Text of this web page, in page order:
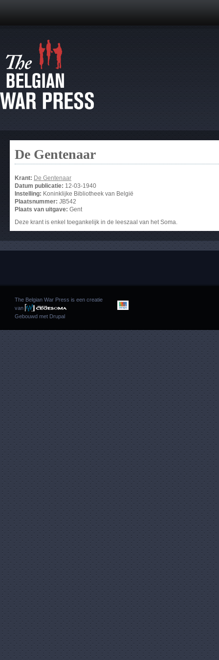
De Gentenaar
Krant: De Gentenaar
Datum publicatie: 12-03-1940
Instelling: Koninklijke Bibliotheek van België
Plaatsnummer: JB542
Plaats van uitgave: Gent
Deze krant is enkel toegankelijk in de leeszaal van het Soma.
The Belgian War Press is een creatie
van
Gebouwd met Drupal